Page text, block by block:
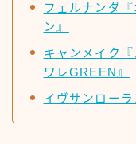
フェルナンダ
ン』
キャンメイク
ワレGREEN』
イヴサンローラ